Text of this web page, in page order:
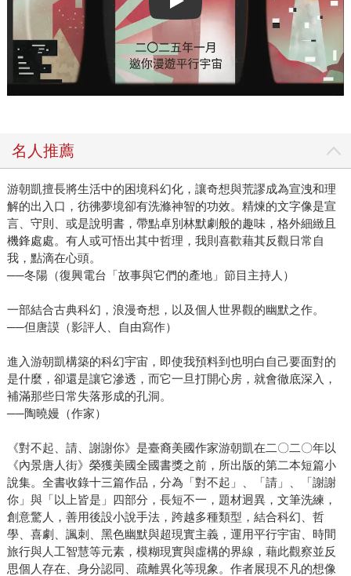
Play video
名人推薦
游朝凱擅長將生活中的困境科幻化，讓奇想與荒謬成為宣洩和理
解的出入口，彷彿夢境卻有洗滌神智的功效。精煉的文字像是宣
言、守則、或是說明書，帶點卓別林默劇般的趣味，格外細緻且
機鋒處處。有人或可悟出其中哲理，我則喜歡藉其反觀日常自
我，點滴在心頭。
──冬陽（復興電台「故事與它們的產地」節目主持人）
一部結合古典科幻，浪漫奇想，以及個人世界觀的幽默之作。
──但唐謨（影評人、自由寫作）
進入游朝凱構築的科幻宇宙，即使我預料到也明白自己要面對的
是什麼，卻還是讓它滲透，而它一旦打開心房，就會徹底深入，
補滿那些日常失落形成的孔洞。
──陶曉嫚（作家）
《對不起、請、謝謝你》是臺裔美國作家游朝凱在二〇二〇年以
《內景唐人街》榮獲美國全國書獎之前，所出版的第二本短篇小
說集。全書收錄十三篇作品，分為「對不起」、「請」、「謝謝
你」與「以上皆是」四部分，長短不一，題材迥異，文筆洗練，
創意驚人，善用後設小說手法，跨越多種類型，結合科幻、哲
學、喜劇、諷刺、黑色幽默與超現實主義，運用平行宇宙、時間
旅行與人工智慧等元素，模糊現實與虛構的界線，藉此觀察並反
思個人存在、身分認同、疏離異化等現象。作者展現不凡的想像